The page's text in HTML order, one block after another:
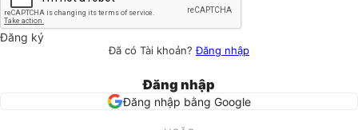
Đăng ký
Đã có Tài khoản?Đăng nhập
Đăng nhập
Đăng nhập bằng Google